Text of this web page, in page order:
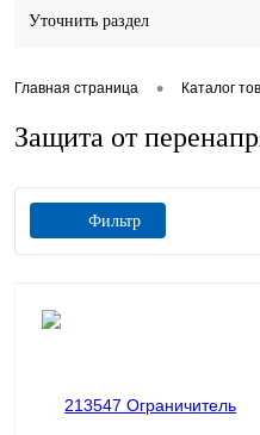
Уточнить раздел
Главная страница • Каталог
Защита от
Фильтр